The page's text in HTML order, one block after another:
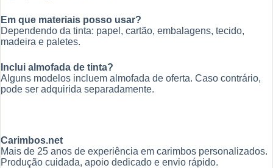
Em que materiais posso usar?
Dependendo da tinta: papel, cartão, embalagens, tecido,
madeira e paletes.
Inclui almofada de tinta?
Alguns modelos incluem almofada de oferta. Caso contrário,
pode ser adquirida separadamente.
Carimbos.net
Mais de 25 anos de experiência em carimbos personalizados.
Produção cuidada, apoio dedicado e envio rápido.